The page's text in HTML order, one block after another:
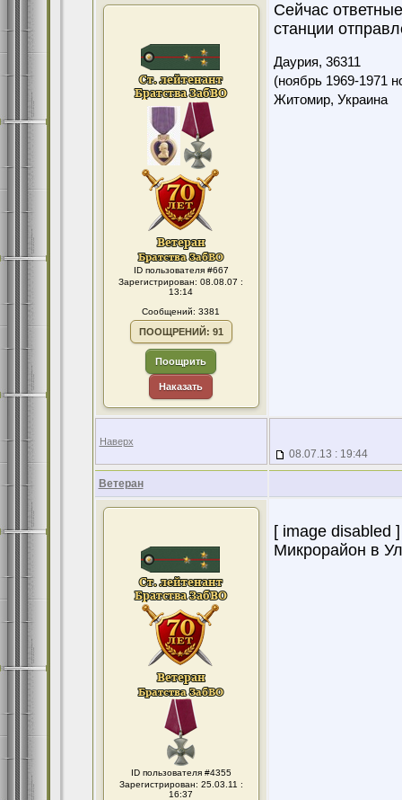
ID пользователя #667
Зарегистрирован: 08.08.07 :
13:14
Сообщений: 3381
ПООЩРЕНИЙ: 91
Поощрить
Наказать
Сейчас
станции
Даурия, 36311
(ноябрь 1969-1971
Житомир, Украина
Наверх
08.07.13 : 19:44
Ветеран
ID пользователя #4355
Зарегистрирован: 25.03.11 :
16:37
[ image disabled ]
Микрорайон в